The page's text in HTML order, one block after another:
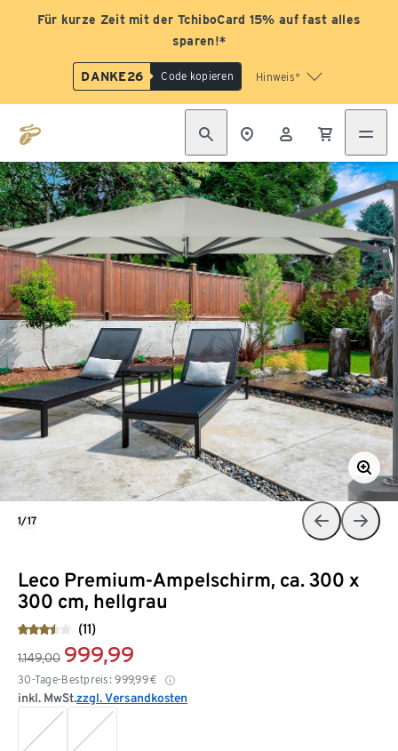
Für kurze Zeit mit der TchiboCard 15% auf fast alles
sparen!*
DANKE26 Code kopieren Hinweis*
Leco Premium-Ampelschirm, ca. 300 x
300 cm, hellgrau
(11)
1.149,00 999,99
30-Tage-Bestpreis: 999,99€
inkl. MwSt.zzgl. Versandkosten
1/17